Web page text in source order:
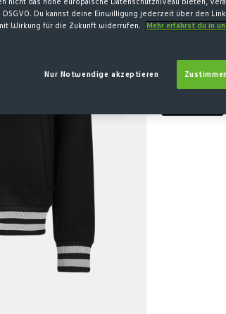
XS S
nicht das hohe europäische Datenschutzniveau bieten,
DSGVO. Du kannst deine Einwilligung jederzeit über den
Wirkung für die Zukunft widerrufen.
Mehr erfährst du in
Nur Notwendige akzeptieren